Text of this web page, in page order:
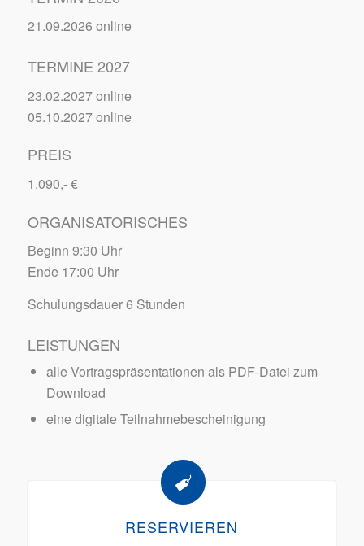
21.09.2026 online
TERMINE 2027
23.02.2027 online
05.10.2027 online
PREIS
1.090,- €
ORGANISATORISCHES
Beginn 9:30 Uhr
Ende 17:00 Uhr
Schulungsdauer 6 Stunden
LEISTUNGEN
alle Vortragspräsentationen als PDF-Datei zum
Download
eine digitale Teilnahmebescheinigung
RESERVIEREN